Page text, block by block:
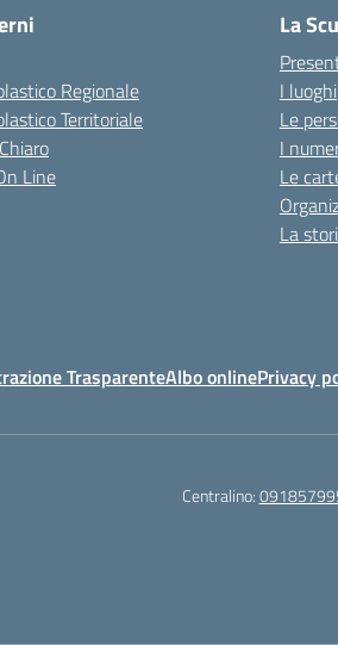
Regionale
Territoriale
Line
La
I luoghi
Le
I
Le
La
TrasparenteAlbo onlinePrivacy
Centralino: